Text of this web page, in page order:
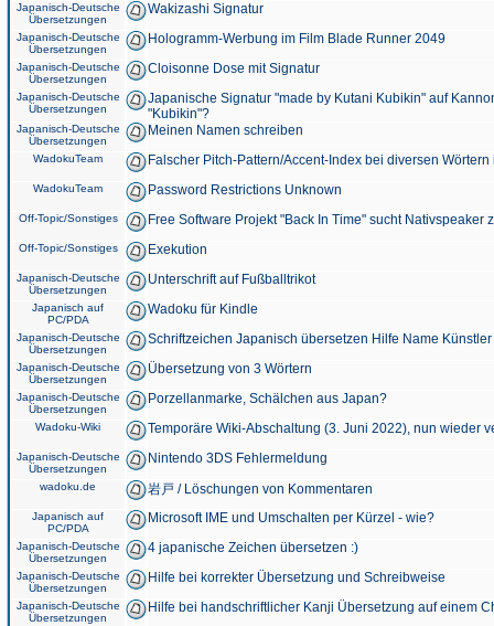
Japanisch-Deutsche
Übersetzungen
Wakizashi Signatur
Japanisch-Deutsche
Übersetzungen
Hologramm-Werbung im Film Blade Runner 2049
Japanisch-Deutsche
Übersetzungen
Cloisonne Dose mit Signatur
Japanisch-Deutsche
Übersetzungen
Japanische Signatur "made by Kutani Kubikin" auf
"Kubikin"?
Japanisch-Deutsche
Übersetzungen
Meinen Namen schreiben
WadokuTeam Falscher Pitch-Pattern/Accent-Index bei diversen
WadokuTeam Password Restrictions Unknown
Off-Topic/Sonstiges Free Software Projekt "Back In Time" sucht Nativspeaker
Off-Topic/Sonstiges Exekution
Japanisch-Deutsche
Übersetzungen
Unterschrift auf Fußballtrikot
Japanisch auf
PC/PDA
Wadoku für Kindle
Japanisch-Deutsche
Übersetzungen
Schriftzeichen Japanisch übersetzen Hilfe Name
Japanisch-Deutsche
Übersetzungen
Übersetzung von 3 Wörtern
Japanisch-Deutsche
Übersetzungen
Porzellanmarke, Schälchen aus Japan?
Wadoku-Wiki Temporäre Wiki-Abschaltung (3. Juni 2022), nun wieder
Japanisch-Deutsche
Übersetzungen
Nintendo 3DS Fehlermeldung
wadoku.de 岩戸 / Löschungen von Kommentaren
Japanisch auf
PC/PDA
Microsoft IME und Umschalten per Kürzel - wie?
Japanisch-Deutsche
Übersetzungen
4 japanische Zeichen übersetzen :)
Japanisch-Deutsche
Übersetzungen
Hilfe bei korrekter Übersetzung und Schreibweise
Japanisch-Deutsche
Übersetzungen
Hilfe bei handschriftlicher Kanji Übersetzung auf einem